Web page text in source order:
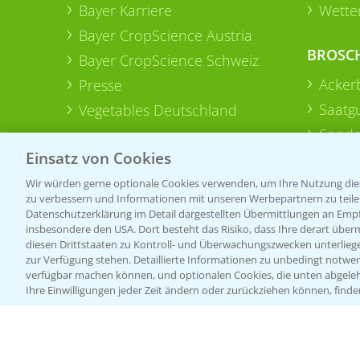
Bayer Karriere
Bayer CropScience Austria
Bayer CropScience Schweiz
Presse
Vegetables Deutschland
Einsatz von Cookies
Wir würden gerne optionale Cookies verwenden, um Ihre Nutzung
zu verbessern und Informationen mit unseren Werbepartnern zu
Datenschutzerklärung im Detail dargestellten Übermittlungen an
insbesondere den USA. Dort besteht das Risiko, dass Ihre derart
diesen Drittstaaten zu Kontroll- und Überwachungszwecken
zur Verfügung stehen. Detaillierte Informationen zu unbedingt
verfügbar machen können, und optionalen Cookies, die unten
Ihre Einwilligungen jeder Zeit ändern oder zurückziehen können,